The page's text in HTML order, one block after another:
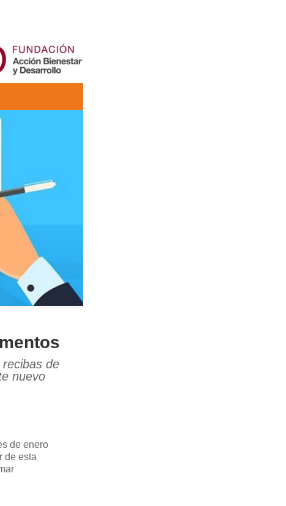
de
nuevo
de enero
de esta